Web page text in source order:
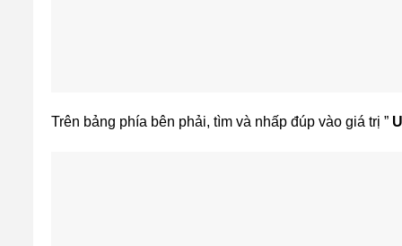
Trên bảng phía bên phải, tìm và nhấp đúp vào giá trị ”